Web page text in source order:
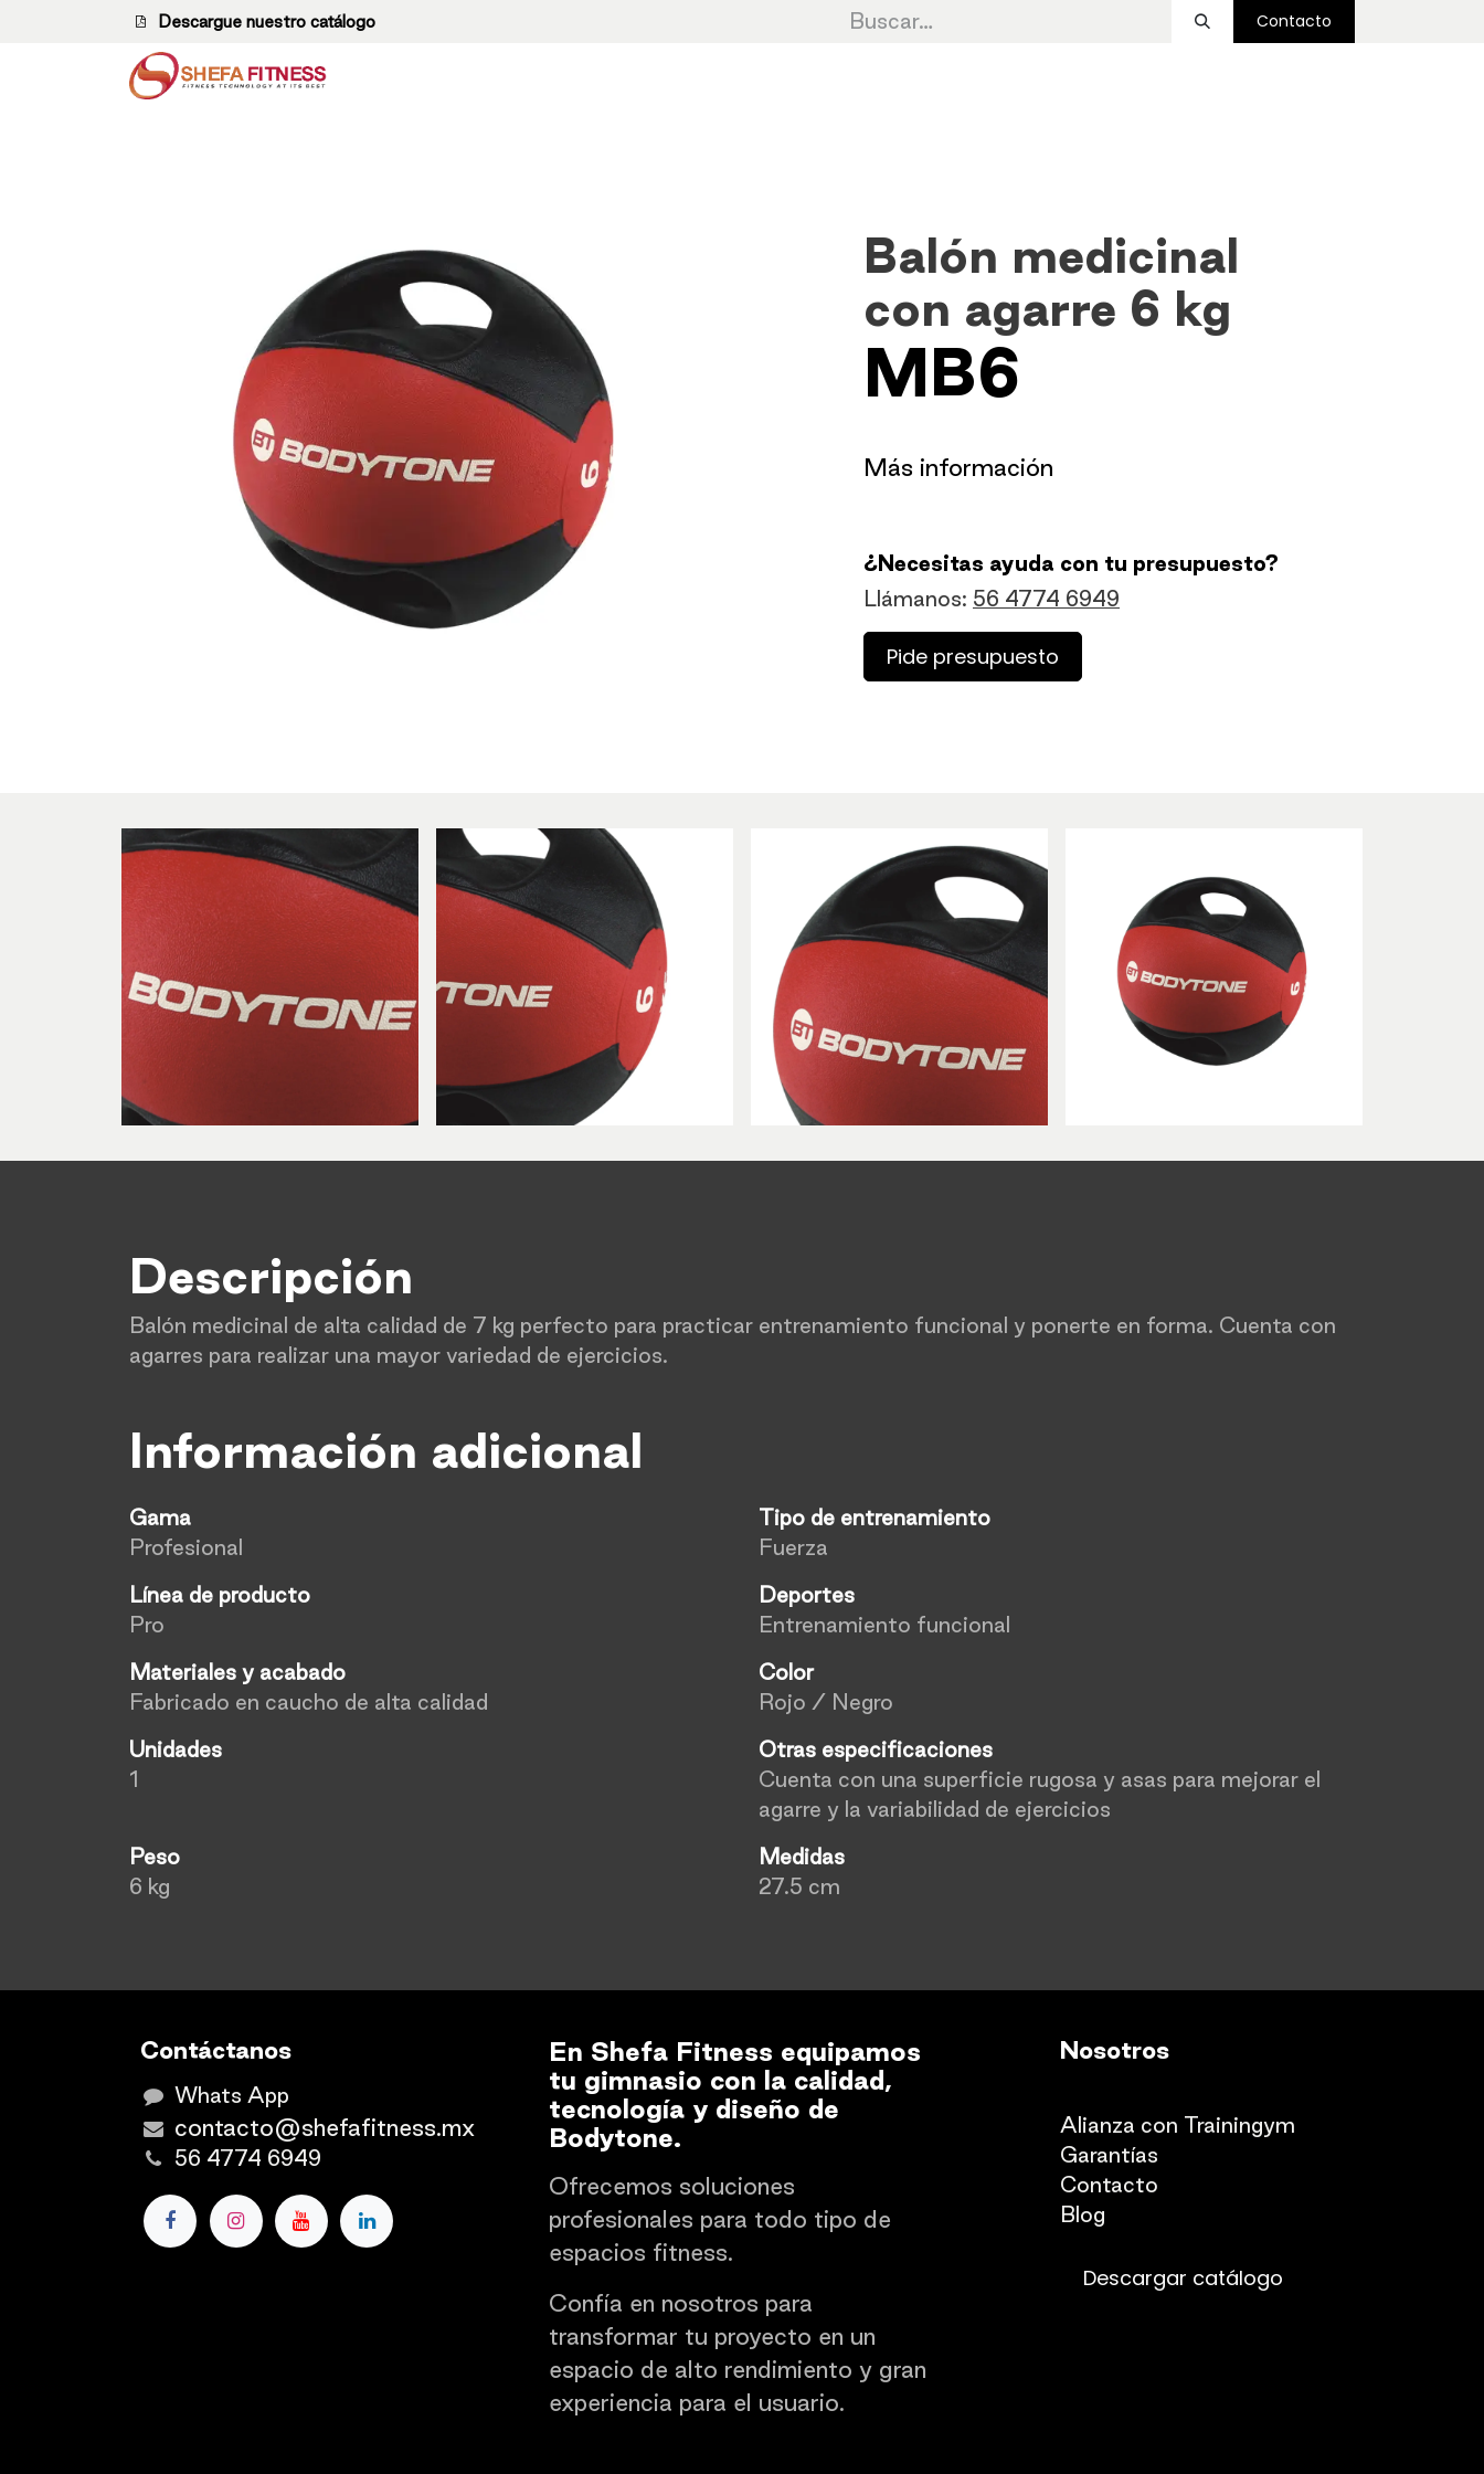
Ir al contenido Descargue nuestro catálogo Contacto
Balón medicinal
con agarre 6 kg
MB6
​Más información
¿Necesitas ayuda con tu presupuesto?
Llámanos: 56 4774 6949
Pide presupuesto
Descripción
Balón medicinal de alta calidad de 7 kg perfecto para practicar entrenamiento funcional y ponerte en forma. Cuenta con
agarres para realizar una mayor variedad de ejercicios.
Información adicional
Gama
Profesional
Tipo de entrenamiento
Fuerza
Línea de producto
Pro
Deportes
Entrenamiento funcional
Materiales y acabado
Fabricado en caucho de alta calidad
Color
Rojo / Negro
Unidades
1
Otras especificaciones
Cuenta con una superficie rugosa y asas para mejorar el
agarre y la variabilidad de ejercicios
Peso
6 kg
Medidas
27.5 cm
Contáctanos
Whats App
contacto@shefafitness.mx
56 4774 6949
En Shefa Fitness equipamos
tu gimnasio con la calidad,
tecnología y diseño de
Bodytone.
Ofrecemos soluciones
profesionales para todo tipo de
espacios fitness.
Confía en nosotros para
transformar tu proyecto en un
espacio de alto rendimiento y gran
experiencia para el usuario.
Nosotros
Alianza con Trainingym
Garantías
Con​tacto
Blog​​
Descargar catálogo